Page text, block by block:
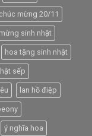
mừng 20/11
sinh nhật
hoa tặng sinh nhật
sếp
lan hồ điệp
ý nghĩa hoa